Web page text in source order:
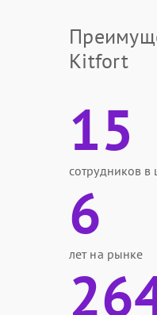
Kitfort
15
сотрудников в
6
лет на рынке